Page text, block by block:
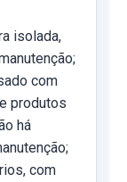
isolada,
com
produtos
há
com